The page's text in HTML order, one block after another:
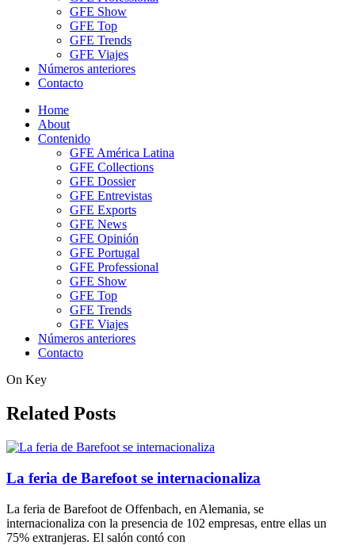
GFE Show
GFE Top
GFE Trends
GFE Viajes
Números anteriores
Contacto
Home
About
Contenido
GFE América Latina
GFE Collections
GFE Dossier
GFE Entrevistas
GFE Exports
GFE News
GFE Opinión
GFE Portugal
GFE Professional
GFE Show
GFE Top
GFE Trends
GFE Viajes
Números anteriores
Contacto
On Key
Related Posts
La feria de Barefoot se internacionaliza
La feria de Barefoot de Offenbach, en Alemania, se
internacionaliza con la presencia de 102 empresas, entre ellas un
75% extranjeras. El salón contó con